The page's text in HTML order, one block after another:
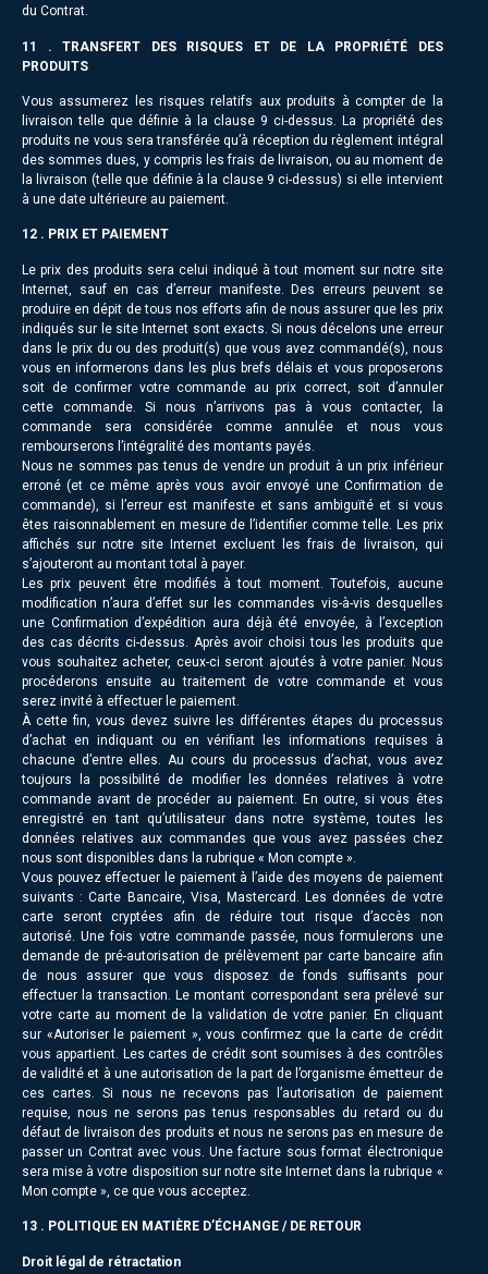
du Contrat.
11 . TRANSFERT DES RISQUES ET DE LA PROPRIÉTÉ DES
PRODUITS
Vous assumerez les risques relatifs aux produits à compter de la
livraison telle que définie à la clause 9 ci-dessus. La propriété des
produits ne vous sera transférée qu’à réception du règlement intégral
des sommes dues, y compris les frais de livraison, ou au moment de
la livraison (telle que définie à la clause 9 ci-dessus) si elle intervient
à une date ultérieure au paiement.
12 . PRIX ET PAIEMENT
Le prix des produits sera celui indiqué à tout moment sur notre site
Internet, sauf en cas d’erreur manifeste. Des erreurs peuvent se
produire en dépit de tous nos efforts afin de nous assurer que les prix
indiqués sur le site Internet sont exacts. Si nous décelons une erreur
dans le prix du ou des produit(s) que vous avez commandé(s), nous
vous en informerons dans les plus brefs délais et vous proposerons
soit de confirmer votre commande au prix correct, soit d’annuler
cette commande. Si nous n’arrivons pas à vous contacter, la
commande sera considérée comme annulée et nous vous
rembourserons l’intégralité des montants payés.
Nous ne sommes pas tenus de vendre un produit à un prix inférieur
erroné (et ce même après vous avoir envoyé une Confirmation de
commande), si l’erreur est manifeste et sans ambiguïté et si vous
êtes raisonnablement en mesure de l’identifier comme telle. Les prix
affichés sur notre site Internet excluent les frais de livraison, qui
s’ajouteront au montant total à payer.
Les prix peuvent être modifiés à tout moment. Toutefois, aucune
modification n’aura d’effet sur les commandes vis-à-vis desquelles
une Confirmation d’expédition aura déjà été envoyée, à l’exception
des cas décrits ci-dessus. Après avoir choisi tous les produits que
vous souhaitez acheter, ceux-ci seront ajoutés à votre panier. Nous
procéderons ensuite au traitement de votre commande et vous
serez invité à effectuer le paiement.
À cette fin, vous devez suivre les différentes étapes du processus
d’achat en indiquant ou en vérifiant les informations requises à
chacune d’entre elles. Au cours du processus d’achat, vous avez
toujours la possibilité de modifier les données relatives à votre
commande avant de procéder au paiement. En outre, si vous êtes
enregistré en tant qu’utilisateur dans notre système, toutes les
données relatives aux commandes que vous avez passées chez
nous sont disponibles dans la rubrique « Mon compte ».
Vous pouvez effectuer le paiement à l’aide des moyens de paiement
suivants : Carte Bancaire, Visa, Mastercard. Les données de votre
carte seront cryptées afin de réduire tout risque d’accès non
autorisé. Une fois votre commande passée, nous formulerons une
demande de pré-autorisation de prélèvement par carte bancaire afin
de nous assurer que vous disposez de fonds suffisants pour
effectuer la transaction. Le montant correspondant sera prélevé sur
votre carte au moment de la validation de votre panier. En cliquant
sur «Autoriser le paiement », vous confirmez que la carte de crédit
vous appartient. Les cartes de crédit sont soumises à des contrôles
de validité et à une autorisation de la part de l’organisme émetteur de
ces cartes. Si nous ne recevons pas l’autorisation de paiement
requise, nous ne serons pas tenus responsables du retard ou du
défaut de livraison des produits et nous ne serons pas en mesure de
passer un Contrat avec vous. Une facture sous format électronique
sera mise à votre disposition sur notre site Internet dans la rubrique «
Mon compte », ce que vous acceptez.
13 . POLITIQUE EN MATIÈRE D’ÉCHANGE / DE RETOUR
Droit légal de rétractation